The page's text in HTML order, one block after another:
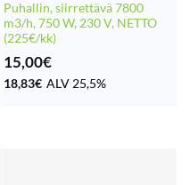
Puhallin, siirrettävä 7800
m3/h, 750 W, 230 V, NETTO
(225€/kk)
15,00€
18,83€ ALV 25,5%